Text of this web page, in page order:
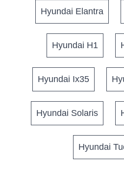
Hyundai Elantra
Hyundai H1
Hyundai Ix35
Hyundai Solaris
Hyundai